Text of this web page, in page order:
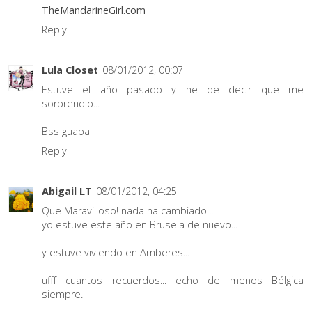
TheMandarineGirl.com
Reply
Lula Closet 08/01/2012, 00:07
Estuve el año pasado y he de decir que me
sorprendio...
Bss guapa
Reply
Abigail LT 08/01/2012, 04:25
Que Maravilloso! nada ha cambiado...
yo estuve este año en Brusela de nuevo...
y estuve viviendo en Amberes...
ufff cuantos recuerdos... echo de menos Bélgica
siempre.